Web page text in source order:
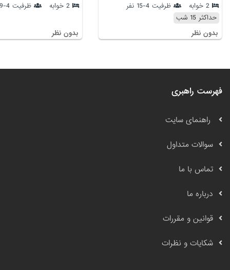
2 خوابه
ظرفیت 4-15 نفر
حداکثر 15 شب
بدون نظر
2 خوابه ظرفیت 4-19 نفر
بدون نظر
فهرست راهبری
راهنمای سایت
سوالات متداول
تماس با ما
درباره ما
قوانین و مقررات
شکایات و نظرات